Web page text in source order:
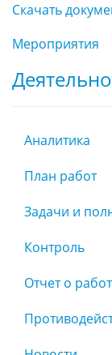
Скачать
Мероприятия
Аналитика
План работ
Задачи и
Контроль
Отчет о